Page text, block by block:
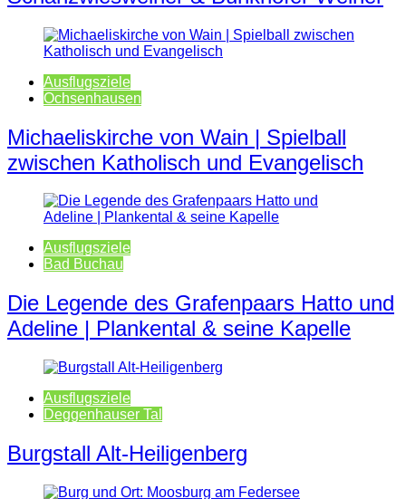
Ausflugsziele
Ochsenhausen
Michaeliskirche von Wain | Spielball
zwischen Katholisch und Evangelisch
Ausflugsziele
Bad Buchau
Die Legende des Grafenpaars Hatto und
Adeline | Plankental & seine Kapelle
Ausflugsziele
Deggenhauser Tal
Burgstall Alt-Heiligenberg